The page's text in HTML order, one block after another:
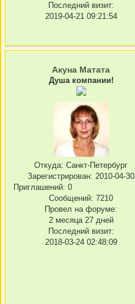
Последний визит:
2019-04-21 09:21:54
Акуна Матата
Душа компании!
Откуда: Санкт-Петербург
Зарегистрирован: 2010-04-30
Приглашений: 0
Сообщений: 7210
Провел на форуме:
2 месяца 27 дней
Последний визит:
2018-03-24 02:48:09